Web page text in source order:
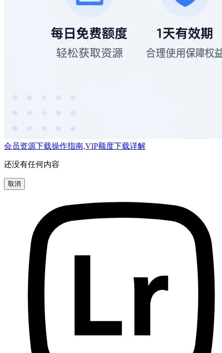
会员资源下载操作指南,VIP额度下载详解
还没有任何内容
取消